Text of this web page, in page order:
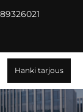
Hanki tarjous